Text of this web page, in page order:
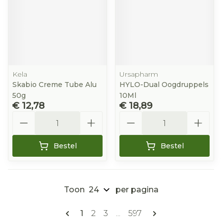
Kela
Skabio Creme Tube Alu
50g
€ 12,78
Bestel
Ursapharm
HYLO-Dual Oogdruppels
10Ml
€ 18,89
Bestel
Pagina's
U lees momenteel pagina
1 Pagina
2 Pagina
3 ... Pagina
597
Toon per pagina